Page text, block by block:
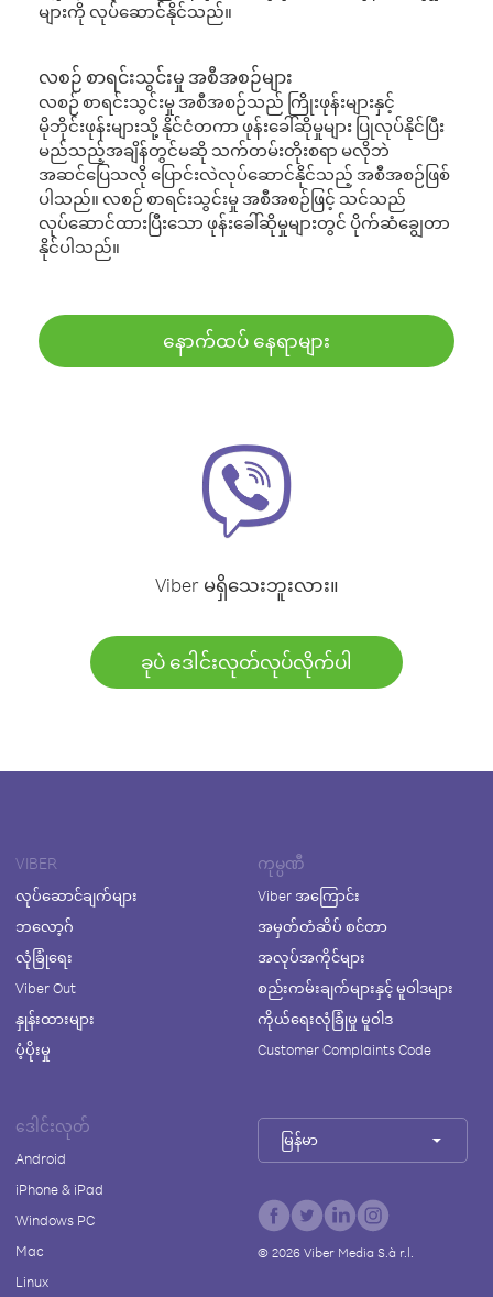
များကို လုပ်ဆောင်နိုင်သည်။
လစဉ် စာရင်းသွင်းမှု အစီအစဉ်များ
လစဉ် စာရင်းသွင်းမှု အစီအစဉ်သည် ကြိုးဖုန်းများနှင့်
မိုဘိုင်းဖုန်းများသို့ နိုင်ငံတကာ ဖုန်းခေါ်ဆိုမှုများ ပြုလုပ်နိုင်ပြီး
မည်သည့်အချိန်တွင်မဆို သက်တမ်းတိုးစရာ မလိုဘဲ
အဆင်ပြေသလို ပြောင်းလဲလုပ်ဆောင်နိုင်သည့် အစီအစဉ်ဖြစ်
ပါသည်။ လစဉ် စာရင်းသွင်းမှု အစီအစဉ်ဖြင့် သင်သည်
လုပ်ဆောင်ထားပြီးသော ဖုန်းခေါ်ဆိုမှုများတွင် ပိုက်ဆံချွေတာ
နိုင်ပါသည်။
နောက်ထပ် နေရာများ
Viber မရှိသေးဘူးလား။
ခုပဲ ဒေါင်းလုတ်လုပ်လိုက်ပါ
VIBER
လုပ်ဆောင်ချက်များ
ဘလော့ဂ်
လုံခြုံရေး
Viber Out
နှုန်းထားများ
ပံ့ပိုးမှု
ကုမ္ပဏီ
Viber အကြောင်း
အမှတ်တံဆိပ် စင်တာ
အလုပ်အကိုင်များ
စည်းကမ်းချက်များနှင့် မူဝါဒများ
ကိုယ်ရေးလုံခြုံမှု မူဝါဒ
Customer Complaints Code
ဒေါင်းလုတ်
Android
iPhone & iPad
Windows PC
Mac
Linux
မြန်မာ
© 2026Viber Media S.à r.l.